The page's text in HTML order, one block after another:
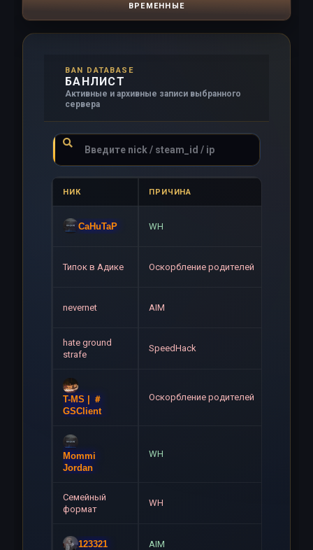
ВРЕМЕННЫЕ
BAN DATABASE
БАНЛИСТ
Активные и архивные записи выбранного
сервера
НИК ПРИЧИНА
CaHuTaP WH
Типок в Адике Оскорбление родителей
nevernet AIM
hate ground
strafe
SpeedHack
T-MS | ＃
GSClient
Оскорбление родителей
Mommi
Jordan
WH
Семейный
формат
WH
123321 AIM